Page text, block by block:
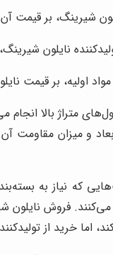
شیرینگ، بر قیمت
نایلون
مواد اولیه، بر قیمت
متراژ بالا انجام
و میزان مقاومت
که نیاز به
فروش نایلون
اما خرید از